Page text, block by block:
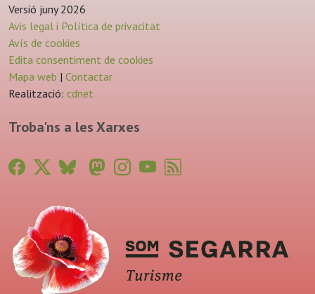
Versió juny 2026
Avis legal i Política de privacitat
Avís de cookies
Edita consentiment de cookies
Mapa web | Contactar
Realització: cdnet
Troba'ns a les Xarxes